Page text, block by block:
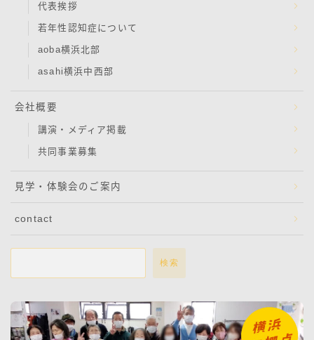
代表挨拶
若年性認知症について
aoba横浜北部
asahi横浜中西部
会社概要
講演・メディア掲載
共同事業募集
見学・体験会のご案内
contact
検索